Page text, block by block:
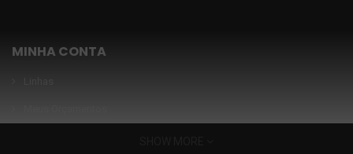
MINHA CONTA